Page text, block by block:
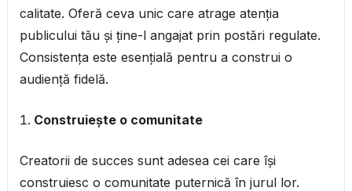
calitate. Oferă ceva unic care atrage atenția
publicului tău și ține-l angajat prin postări regulate.
Consistența este esențială pentru a construi o
audiență fidelă.
Construiește o comunitate
Creatorii de succes sunt adesea cei care își
construiesc o comunitate puternică în jurul lor.